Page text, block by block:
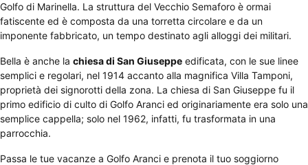
Golfo di Marinella. La struttura del Vecchio Semaforo è ormai
fatiscente ed è composta da una torretta circolare e da un
imponente fabbricato, un tempo destinato agli alloggi dei militari.
Bella è anche la chiesa di San Giuseppe edificata, con le sue linee
semplici e regolari, nel 1914 accanto alla magnifica Villa Tamponi,
proprietà dei signorotti della zona. La chiesa di San Giuseppe fu il
primo edificio di culto di Golfo Aranci ed originariamente era solo una
semplice cappella; solo nel 1962, infatti, fu trasformata in una
parrocchia.
Passa le tue vacanze a Golfo Aranci e prenota il tuo soggiorno